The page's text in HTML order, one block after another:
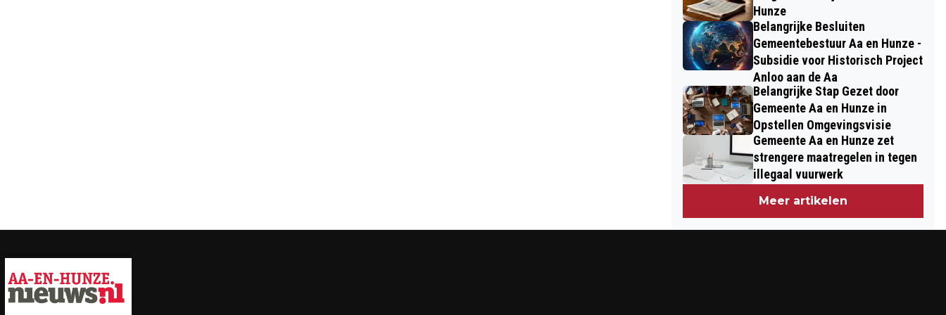
Hunze
Belangrijke Besluiten
Gemeentebestuur Aa en Hunze -
Subsidie voor Historisch Project
Anloo aan de Aa
Belangrijke Stap Gezet door
Gemeente Aa en Hunze in
Opstellen Omgevingsvisie
Gemeente Aa en Hunze zet
strengere maatregelen in tegen
illegaal vuurwerk
Meer artikelen